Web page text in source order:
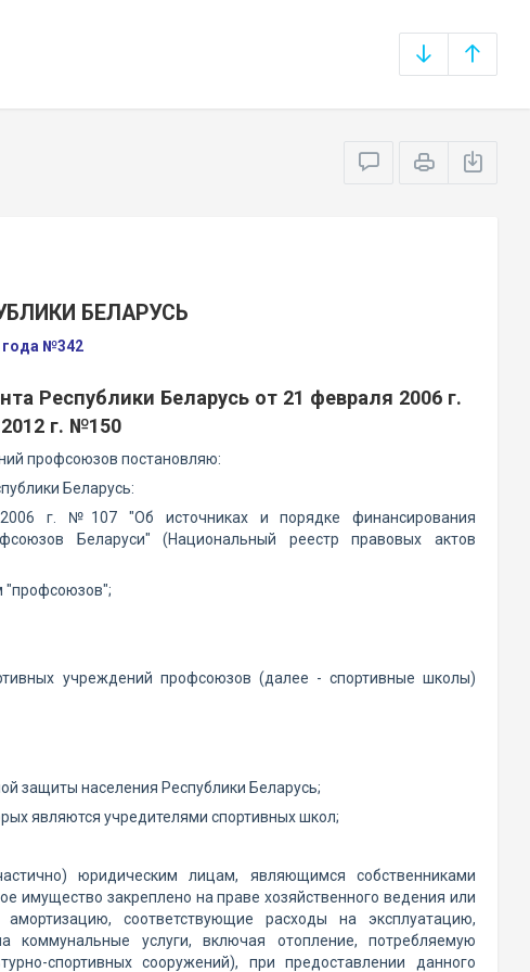
БЕЛАРУСЬ
года №342
Республики Беларусь от 21 февраля 2006 г.
г. №150
профсоюзов постановляю:
Беларусь:
г. №107 "Об источниках и порядке финансирования
Беларуси" (Национальный реестр правовых актов
"профсоюзов";
учреждений профсоюзов (далее - спортивные школы)
защиты населения Республики Беларусь;
являются учредителями спортивных школ;
юридическим лицам, являющимся собственниками
имущество закреплено на праве хозяйственного ведения или
соответствующие расходы на эксплуатацию,
услуги, включая отопление, потребляемую
спортивных сооружений), при предоставлении данного